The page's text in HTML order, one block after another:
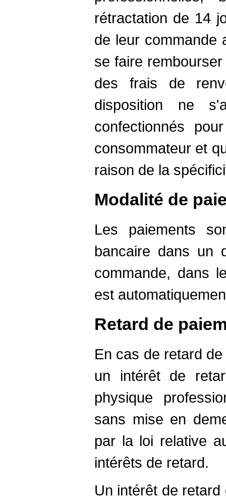
rétractation de 14
de leur commande
se faire
des frais de
disposition ne
confectionnés
consommateur et
raison de la
Modalité de
Les paiements
bancaire dans un
commande, dans
est
Retard de
En cas de retard
un intérêt de
physique
sans mise en
par la loi relative
intérêts de retard.
Un intérêt de